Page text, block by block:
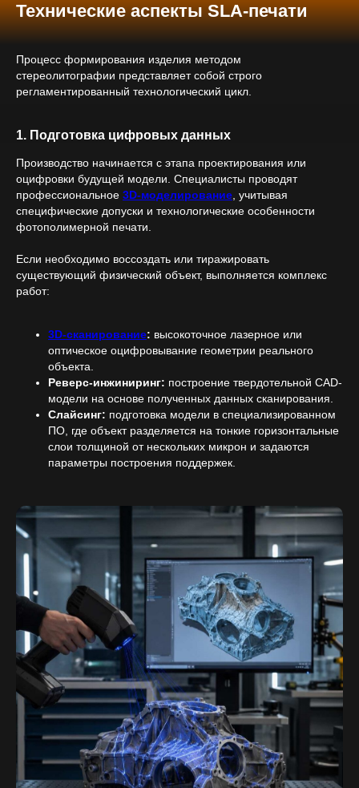
Технические аспекты SLA-печати
Процесс формирования изделия методом
стереолитографии представляет собой строго
регламентированный технологический цикл.
1. Подготовка цифровых данных
Производство начинается с этапа проектирования или
оцифровки будущей модели. Специалисты проводят
профессиональное 3D-моделирование, учитывая
специфические допуски и технологические особенности
фотополимерной печати.
Если необходимо воссоздать или тиражировать
существующий физический объект, выполняется комплекс
работ:
3D-сканирование: высокоточное лазерное или
оптическое оцифровывание геометрии реального
объекта.
Реверс-инжиниринг: построение твердотельной CAD-
модели на основе полученных данных сканирования.
Слайсинг: подготовка модели в специализированном
ПО, где объект разделяется на тонкие горизонтальные
слои толщиной от нескольких микрон и задаются
параметры построения поддержек.